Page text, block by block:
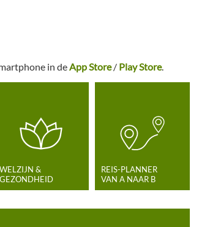
in de App Store/ Play Store.
WELZIJN &
GEZONDHEID
REIS-PLANNER
VAN A NAAR B